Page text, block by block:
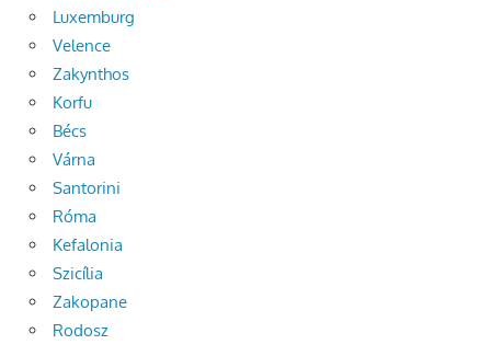
Luxemburg
Velence
Zakynthos
Korfu
Bécs
Várna
Santorini
Róma
Kefalonia
Szicília
Zakopane
Rodosz